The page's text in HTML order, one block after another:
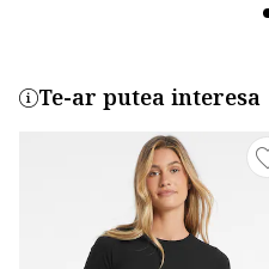
Te-ar putea interesa